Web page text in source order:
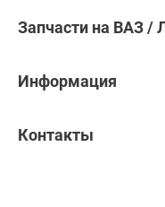
Запчасти на ВАЗ /
Информация
Контакты